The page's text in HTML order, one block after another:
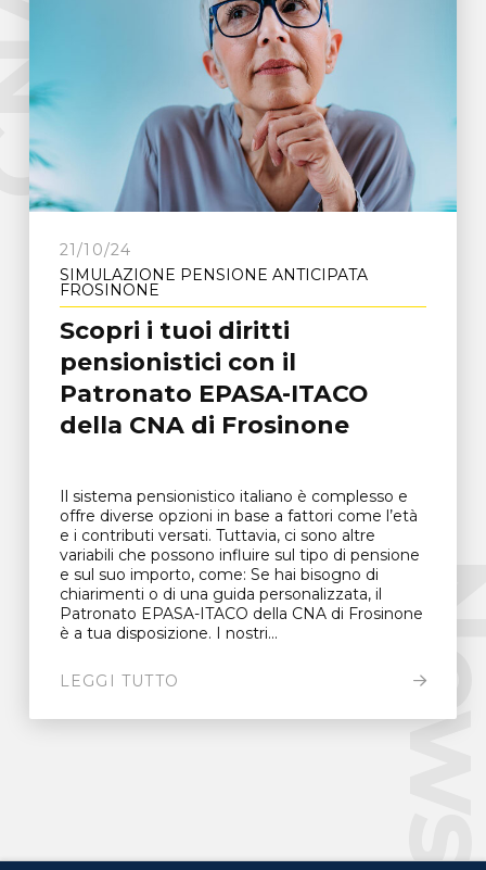
21/10/24
SIMULAZIONE PENSIONE ANTICIPATA
FROSINONE
Scopri i tuoi diritti
pensionistici con il
Patronato EPASA-ITACO
della CNA di Frosinone
Il sistema pensionistico italiano è complesso e
offre diverse opzioni in base a fattori come l’età
e i contributi versati. Tuttavia, ci sono altre
variabili che possono influire sul tipo di pensione
e sul suo importo, come: Se hai bisogno di
chiarimenti o di una guida personalizzata, il
Patronato EPASA-ITACO della CNA di Frosinone
è a tua disposizione. I nostri...
LEGGI TUTTO